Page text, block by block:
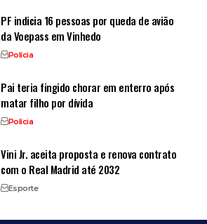
PF indicia 16 pessoas por queda de avião
da Voepass em Vinhedo
Polícia
Pai teria fingido chorar em enterro após
matar filho por dívida
Polícia
Vini Jr. aceita proposta e renova contrato
com o Real Madrid até 2032
Esporte